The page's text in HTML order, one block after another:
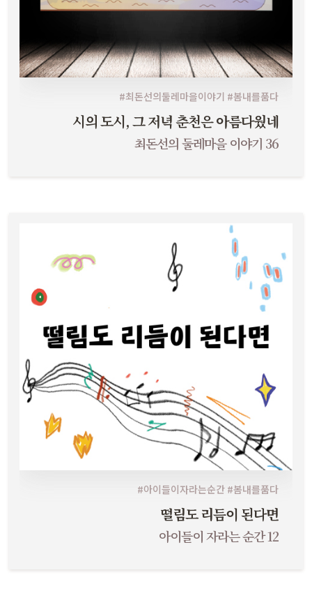
#최돈선의둘레마을이야기 #봄내를품다
시의 도시, 그 저녁 춘천은 아름다웠네
최돈선의 둘레마을 이야기 36
#아이들이자라는순간 #봄내를품다
떨림도 리듬이 된다면
아이들이 자라는 순간 12